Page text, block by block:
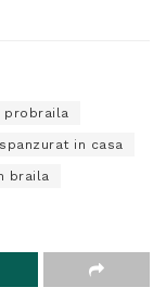
probraila
spanzurat in casa
braila